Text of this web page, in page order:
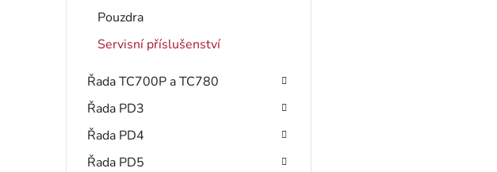
Pouzdra
Servisní příslušenství
Řada TC700P a TC780
Řada PD3
Řada PD4
Řada PD5